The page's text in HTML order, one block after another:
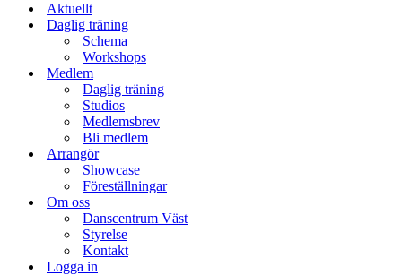
Aktuellt
Daglig träning
Schema
Workshops
Medlem
Daglig träning
Studios
Medlemsbrev
Bli medlem
Arrangör
Showcase
Föreställningar
Om oss
Danscentrum Väst
Styrelse
Kontakt
Logga in